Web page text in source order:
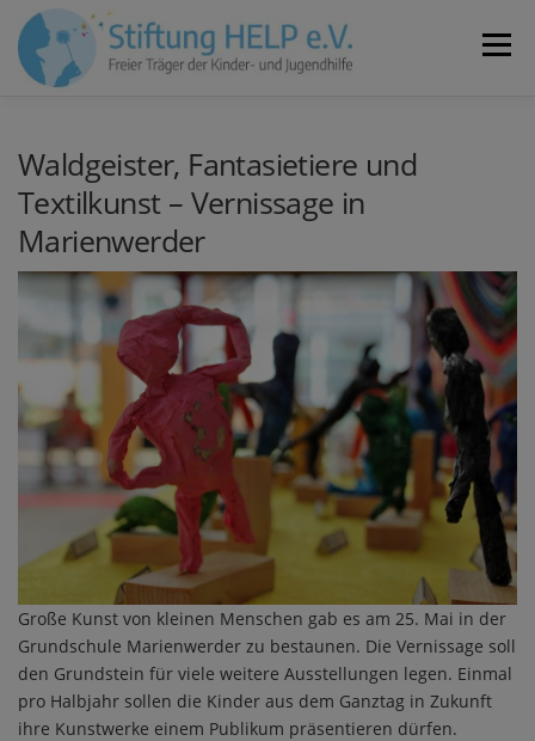
Zum
Inhalt
springen
Menü
SPENDEN
Waldgeister, Fantasietiere und
Textilkunst – Vernissage in
Marienwerder
Große Kunst von kleinen Menschen gab es am 25. Mai in der
Grundschule Marienwerder zu bestaunen. Die Vernissage soll
den Grundstein für viele weitere Ausstellungen legen. Einmal
pro Halbjahr sollen die Kinder aus dem Ganztag in Zukunft
ihre Kunstwerke einem Publikum präsentieren dürfen.